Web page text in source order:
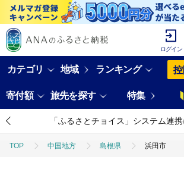
ログイン
カテゴリ 地域 ランキング
寄付額 旅先を探す 特集
「ふるさとチョイス」システム連
TOP 中国地方 島根県 浜田市